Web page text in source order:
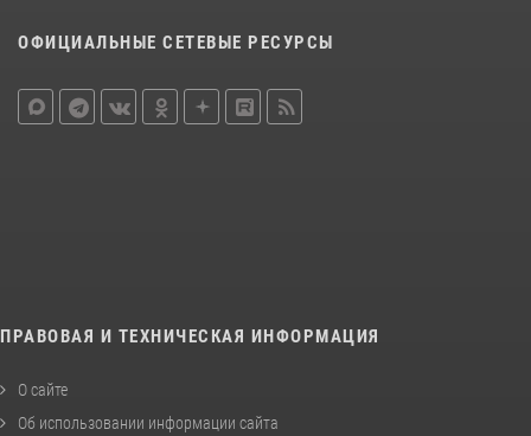
ОФИЦИАЛЬНЫЕ СЕТЕВЫЕ РЕСУРСЫ
ПРАВОВАЯ И ТЕХНИЧЕСКАЯ ИНФОРМАЦИЯ
О сайте
Об использовании информации сайта